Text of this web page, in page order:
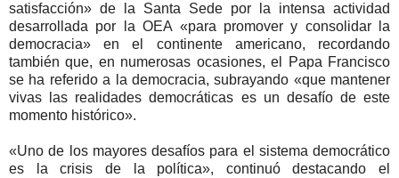
satisfacción» de la Santa Sede por la intensa actividad
desarrollada por la OEA «para promover y consolidar la
democracia» en el continente americano, recordando
también que, en numerosas ocasiones, el Papa Francisco
se ha referido a la democracia, subrayando «que mantener
vivas las realidades democráticas es un desafío de este
momento histórico».
«Uno de los mayores desafíos para el sistema democrático
es la crisis de la política», continuó destacando el